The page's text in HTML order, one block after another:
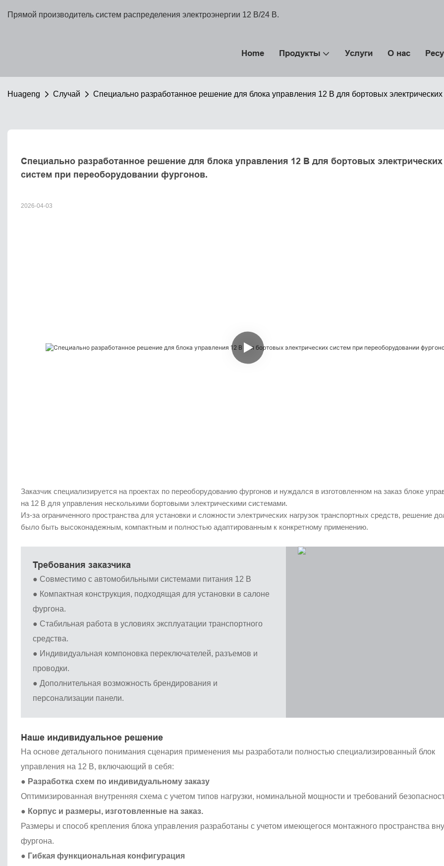
Прямой производитель систем распределения электроэнергии 12 В/24 В.
Home Продукты Услуги О нас
Huageng Случай Специально разработанное решение для блока управления 12 В для бортовых
Специально разработанное решение для блока управления 12 В для бортовых электрических
систем при переоборудовании фургонов.
2026-04-03
Заказчик специализируется на проектах по переоборудованию фургонов и нуждался в изготовленном на заказ блоке
на 12 В для управления несколькими бортовыми электрическими системами.
Из-за ограниченного пространства для установки и сложности электрических нагрузок транспортных средств, решение
было быть высоконадежным, компактным и полностью адаптированным к конкретному применению.
Требования заказчика
● Совместимо с автомобильными системами питания 12 В
● Компактная конструкция, подходящая для установки в салоне
фургона.
● Стабильная работа в условиях эксплуатации транспортного
средства.
● Индивидуальная компоновка переключателей, разъемов и
проводки.
● Дополнительная возможность брендирования и
персонализации панели.
Наше индивидуальное решение
На основе детального понимания сценария применения мы разработали полностью специализированный блок
управления на 12 В, включающий в себя:
● Разработка схем по индивидуальному заказу
Оптимизированная внутренняя схема с учетом типов нагрузки, номинальной мощности и требований
● Корпус и размеры, изготовленные на заказ.
Размеры и способ крепления блока управления разработаны с учетом имеющегося монтажного пространства
фургона.
● Гибкая функциональная конфигурация